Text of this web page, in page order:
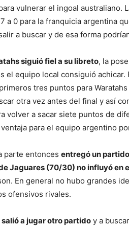
vulnerar el ingoal australiano.
a 0 para la franquicia argentina
a buscar y de esa forma
siguió fiel a su libreto, la
el equipo local consiguió achicar.
tres puntos para
otra vez antes del final y así
volver a sacar siete puntos de
para el equipo argentino
parte entonces entregó un
Jaguares (70/30) no influyó en
En general no hubo grandes
ofensivos rivales.
a jugar otro partido y a